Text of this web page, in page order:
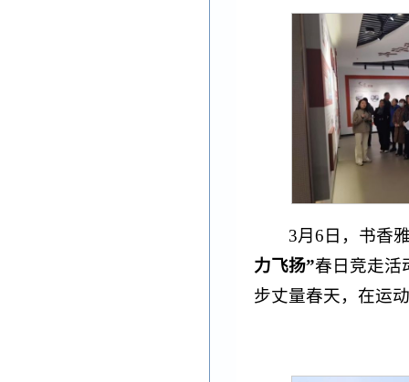
3月6日，书香
力飞扬”春日竞走活
步丈量春天，在运